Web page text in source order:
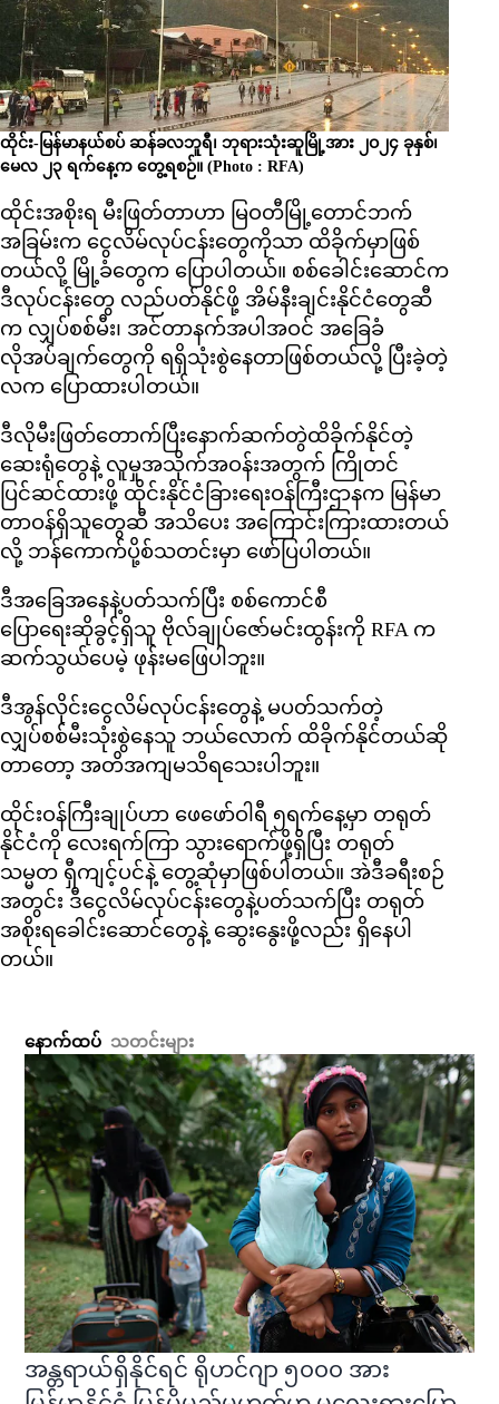
ထိုင်း-မြန်မာနယ်စပ် ဆန်ခလဘူရီ၊ ဘုရားသုံးဆူမြို့အား ၂ဝ၂၄ ခုနှစ်၊
မေလ ၂၃ ရက်နေ့က တွေ့ရစဉ်။ (Photo : RFA)
ထိုင်းအစိုးရ မီးဖြတ်တာဟာ မြဝတီမြို့တောင်ဘက်
အခြမ်းက ငွေလိမ်လုပ်ငန်းတွေကိုသာ ထိခိုက်မှာဖြစ်
တယ်လို့ မြို့ခံတွေက ပြောပါတယ်။ စစ်ခေါင်းဆောင်က
ဒီလုပ်ငန်းတွေ လည်ပတ်နိုင်ဖို့ အိမ်နီးချင်းနိုင်ငံတွေဆီ
က လျှပ်စစ်မီး၊ အင်တာနက်အပါအဝင် အခြေခံ
လိုအပ်ချက်တွေကို ရရှိသုံးစွဲနေတာဖြစ်တယ်လို့ ပြီးခဲ့တဲ့
လက ပြောထားပါတယ်။
ဒီလိုမီးဖြတ်တောက်ပြီးနောက်ဆက်တွဲထိခိုက်နိုင်တဲ့
ဆေးရုံတွေနဲ့ လူမှုအသိုက်အဝန်းအတွက် ကြိုတင်
ပြင်ဆင်ထားဖို့ ထိုင်းနိုင်ငံခြားရေးဝန်ကြီးဌာနက မြန်မာ
တာဝန်ရှိသူတွေဆီ အသိပေး အကြောင်းကြားထားတယ်
လို့ ဘန်ကောက်ပို့စ်သတင်းမှာ ဖော်ပြပါတယ်။
ဒီအခြေအနေနဲ့ပတ်သက်ပြီး စစ်ကောင်စီ
ပြောရေးဆိုခွင့်ရှိသူ ဗိုလ်ချုပ်ဇော်မင်းထွန်းကို RFA က
ဆက်သွယ်ပေမဲ့ ဖုန်းမဖြေပါဘူး။
ဒီအွန်လိုင်းငွေလိမ်လုပ်ငန်းတွေနဲ့ မပတ်သက်တဲ့
လျှပ်စစ်မီးသုံးစွဲနေသူ ဘယ်လောက် ထိခိုက်နိုင်တယ်ဆို
တာတော့ အတိအကျမသိရသေးပါဘူး။
ထိုင်းဝန်ကြီးချုပ်ဟာ ဖေဖော်ဝါရီ ၅ရက်နေ့မှာ တရုတ်
နိုင်ငံကို လေးရက်ကြာ သွားရောက်ဖို့ရှိပြီး တရုတ်
သမ္မတ ရှီကျင့်ပင်နဲ့ တွေ့ဆုံမှာဖြစ်ပါတယ်။ အဲဒီခရီးစဉ်
အတွင်း ဒီငွေလိမ်လုပ်ငန်းတွေနဲ့ပတ်သက်ပြီး တရုတ်
အစိုးရခေါင်းဆောင်တွေနဲ့ ဆွေးနွေးဖို့လည်း ရှိနေပါ
တယ်။
နောက်ထပ် သတင်းများ
အန္တရာယ်ရှိနိုင်ရင် ရိုဟင်ဂျာ ၅၀၀၀ အား